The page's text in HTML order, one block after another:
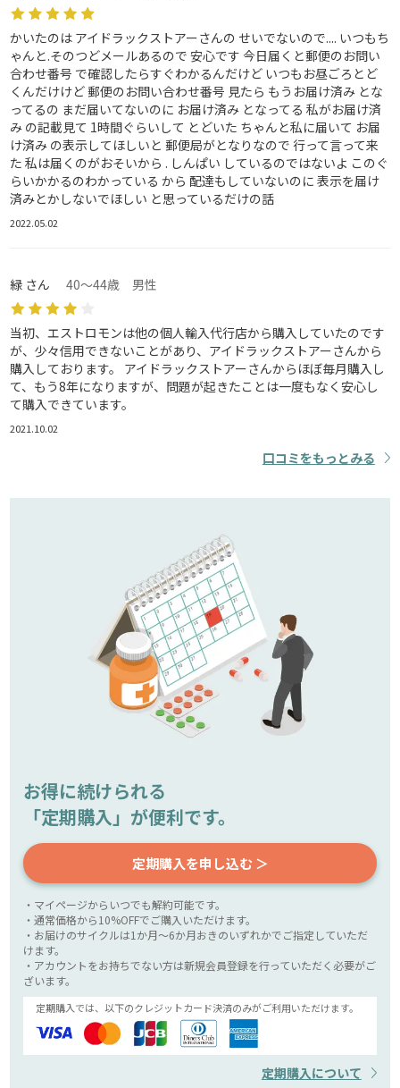
かいたのは アイドラックストアーさんの せいでないので.... いつもち
ゃんと.そのつどメールあるので 安心です 今日届くと郵便のお問い
合わせ番号 で確認したらすぐわかるんだけど いつもお昼ごろとど
くんだけけど 郵便のお問い合わせ番号 見たら もうお届け済み とな
ってるの まだ届いてないのに お届け済み となってる 私がお届け済
み の記載見て 1時間ぐらいして とどいた ちゃんと私に届いて お届
け済み の表示してほしいと 郵便局がとなりなので 行って言って来
た 私は届くのがおそいから . しんぱい しているのではないよ このぐ
らいかかるのわかっている から 配達もしていないのに 表示を届け
済みとかしないでほしい と思っているだけの話
2022.05.02
緑 さん 40～44歳 男性
当初、エストロモンは他の個人輸入代行店から購入していたのです
が、少々信用できないことがあり、アイドラックストアーさんから
購入しております。 アイドラックストアーさんからほぼ毎月購入し
て、もう8年になりますが、問題が起きたことは一度もなく安心し
て購入できています。
2021.10.02
口コミをもっとみる
お得に続けられる
「定期購入」が便利です。
定期購入を申し込む ＞
・マイページからいつでも解約可能です。
・通常価格から10%OFFでご購入いただけます。
・お届けのサイクルは1か月～6か月おきのいずれかでご指定していただ
けます。
・アカウントをお持ちでない方は新規会員登録を行っていただく必要がご
ざいます。
定期購入では、以下のクレジットカード決済のみがご利用いただけます。
定期購入について